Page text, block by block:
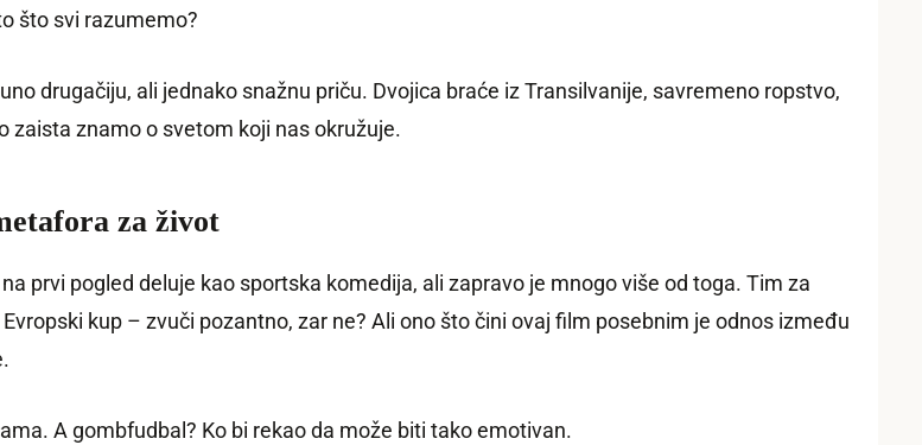
što svi razumemo?
drugačiju, ali jednako snažnu priču. Dvojica braće iz Transilvanije, savremeno ropstvo,
zaista znamo o svetom koji nas okružuje.
za život
prvi pogled deluje kao sportska komedija, ali zapravo je mnogo više od toga. Tim za
kup – zvuči pozantno, zar ne? Ali ono što čini ovaj film posebnim je odnos između
A gombfudbal? Ko bi rekao da može biti tako emotivan.